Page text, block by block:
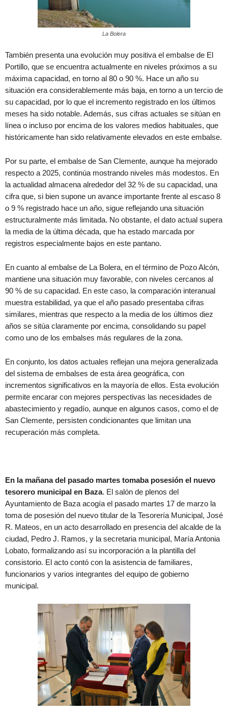
La Bolera
También presenta una evolución muy positiva el embalse de El
Portillo, que se encuentra actualmente en niveles próximos a su
máxima capacidad, en torno al 80 o 90 %. Hace un año su
situación era considerablemente más baja, en torno a un tercio de
su capacidad, por lo que el incremento registrado en los últimos
meses ha sido notable. Además, sus cifras actuales se sitúan en
línea o incluso por encima de los valores medios habituales, que
históricamente han sido relativamente elevados en este embalse.
Por su parte, el embalse de San Clemente, aunque ha mejorado
respecto a 2025, continúa mostrando niveles más modestos. En
la actualidad almacena alrededor del 32 % de su capacidad, una
cifra que, si bien supone un avance importante frente al escaso 8
o 9 % registrado hace un año, sigue reflejando una situación
estructuralmente más limitada. No obstante, el dato actual supera
la media de la última década, que ha estado marcada por
registros especialmente bajos en este pantano.
En cuanto al embalse de La Bolera, en el término de Pozo Alcón,
mantiene una situación muy favorable, con niveles cercanos al
90 % de su capacidad. En este caso, la comparación interanual
muestra estabilidad, ya que el año pasado presentaba cifras
similares, mientras que respecto a la media de los últimos diez
años se sitúa claramente por encima, consolidando su papel
como uno de los embalses más regulares de la zona.
En conjunto, los datos actuales reflejan una mejora generalizada
del sistema de embalses de esta área geográfica, con
incrementos significativos en la mayoría de ellos. Esta evolución
permite encarar con mejores perspectivas las necesidades de
abastecimiento y regadío, aunque en algunos casos, como el de
San Clemente, persisten condicionantes que limitan una
recuperación más completa.
En la mañana del pasado martes tomaba posesión el nuevo
tesorero municipal en Baza. El salón de plenos del
Ayuntamiento de Baza acogía el pasado martes 17 de marzo la
toma de posesión del nuevo titular de la Tesorería Municipal, José
R. Mateos, en un acto desarrollado en presencia del alcalde de la
ciudad, Pedro J. Ramos, y la secretaria municipal, María Antonia
Lobato, formalizando así su incorporación a la plantilla del
consistorio. El acto contó con la asistencia de familiares,
funcionarios y varios integrantes del equipo de gobierno
municipal.